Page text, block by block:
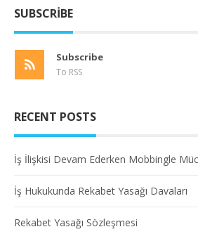
SUBSCRIBE
Subscribe
To RSS
RECENT POSTS
İş İlişkisi Devam Ederken Mobbingle
İş Hukukunda Rekabet Yasağı Davaları
Rekabet Yasağı Sözleşmesi